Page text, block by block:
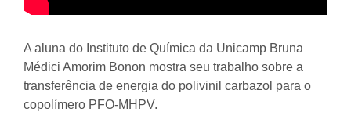
A aluna do Instituto de Química da Unicamp Bruna
Médici Amorim Bonon mostra seu trabalho sobre a
transferência de energia do polivinil carbazol para o
copolímero PFO-MHPV.